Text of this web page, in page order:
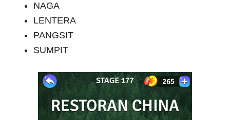
NAGA
LENTERA
PANGSIT
SUMPIT